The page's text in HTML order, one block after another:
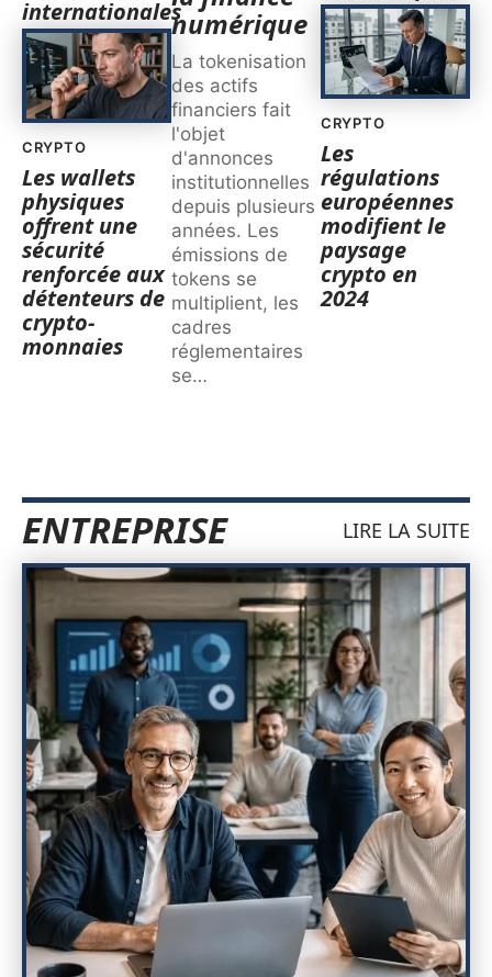
internationales
CRYPTO
Les wallets
physiques
offrent une
sécurité
renforcée aux
détenteurs de
crypto-
monnaies
numérique
La tokenisation
des actifs
financiers fait
l'objet
d'annonces
institutionnelles
depuis plusieurs
années. Les
émissions de
tokens se
multiplient, les
cadres
réglementaires
se…
CRYPTO
Les
régulations
européennes
modifient le
paysage
crypto en
2024
ENTREPRISE LIRE LA SUITE